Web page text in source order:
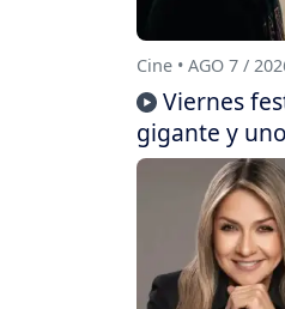
Cine • AGO 7 /
Viernes
gigante y